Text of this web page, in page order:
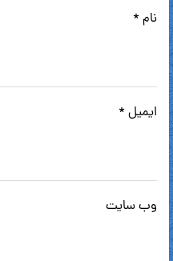
نام *
ایمیل *
وب‌ سایت